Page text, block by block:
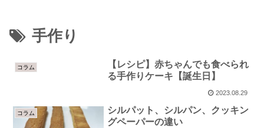
手作り
コラム
【レシピ】赤ちゃんでも食べられ
る手作りケーキ【誕生日】
2023.08.29
コラム
シルパット、シルパン、クッキン
グペーパーの違い